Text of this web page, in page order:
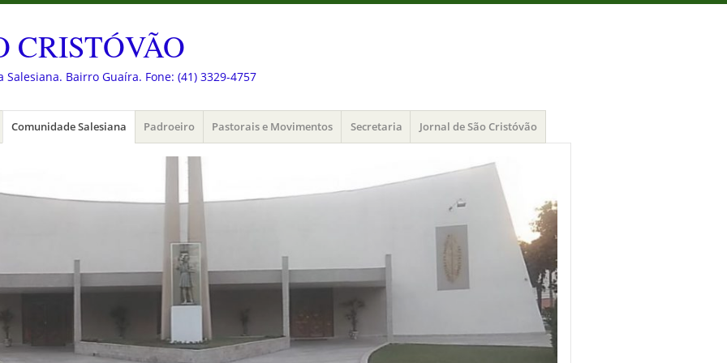
CRISTÓVÃO
Bairro Guaíra. Fone: (41) 3329-4757
Comunidade Salesiana Padroeiro Pastorais e Movimentos Secretaria Jornal de São Cristóvão